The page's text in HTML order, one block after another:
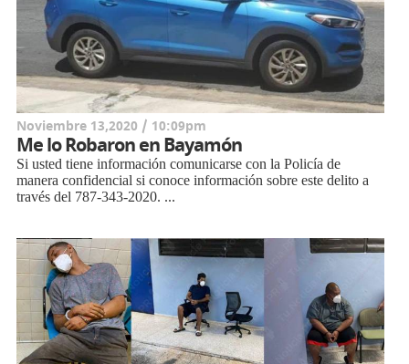
Noviembre 13,2020 / 10:09pm
Me lo Robaron en Bayamón
Si usted tiene información comunicarse con la Policía de
manera confidencial si conoce información sobre este delito a
través del 787-343-2020. ...